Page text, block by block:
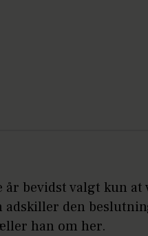
bevidst valgt kun at
adskiller den
han om her.